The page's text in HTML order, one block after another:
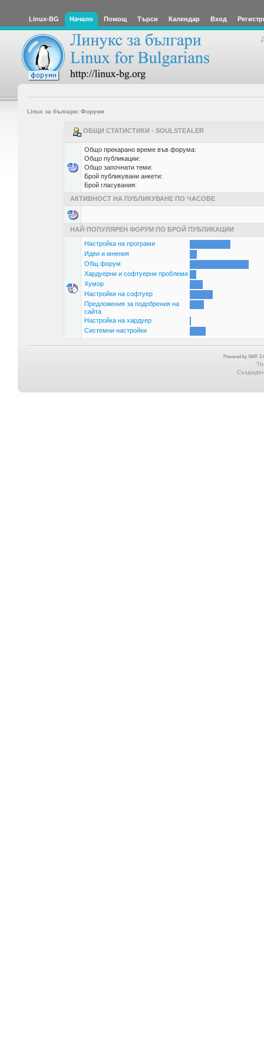
Linux-BG Начало Помощ Търси Календар Вход
Linux за българи: Форуми
ОБЩИ СТАТИСТИКИ - SOULSTEALER
Общо прекарано време във форума:
Общо публикации:
Общо започнати теми:
Брой публикувани анкети:
Брой гласувания:
АКТИВНОСТ НА ПУБЛИКУВАНЕ ПО ЧАСОВЕ
НАЙ-ПОПУЛЯРЕН ФОРУМ ПО БРОЙ ПУБЛИКАЦИИ
Настройка на програми
Идеи и мнения
Общ форум
Хардуерни и софтуерни проблеми
Хумор
Настройки на софтуер
Предложения за подобрения на
сайта
Настройка на хардуер
Системни настройки
Powered by SMF